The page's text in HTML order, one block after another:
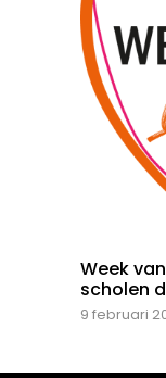
Week
scholen
9 februari